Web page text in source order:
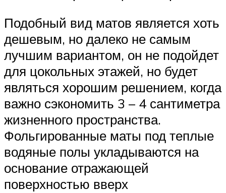
Подобный вид матов является хоть
дешевым, но далеко не самым
лучшим вариантом, он не подойдет
для цокольных этажей, но будет
являться хорошим решением, когда
важно сэкономить 3 – 4 сантиметра
жизненного пространства.
Фольгированные маты под теплые
водяные полы укладываются на
основание отражающей
поверхностью вверх